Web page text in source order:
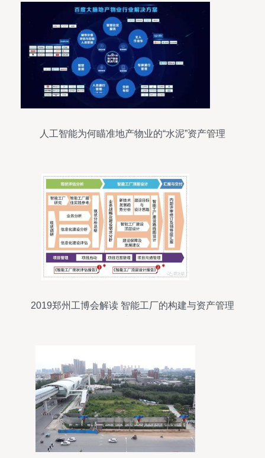
人工智能为何瞄准地产物业的“水泥”资产管理
2019郑州工博会解读 智能工厂的构建与资产管理